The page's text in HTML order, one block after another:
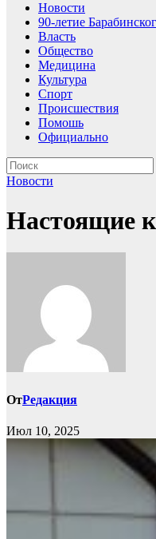
Новости
90-летие
Власть
Общество
Медицина
Культура
Спорт
Происшествия
Помошь
Официально
Новости
Настоящие
ОтРедакция
Июл 10, 2025